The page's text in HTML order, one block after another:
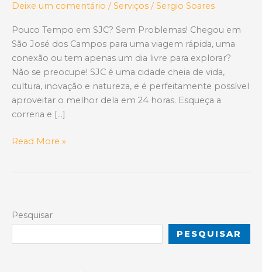
Deixe um comentário /Serviços /Sergio Soares
Pouco Tempo em SJC? Sem Problemas! Chegou em
São José dos Campos para uma viagem rápida, uma
conexão ou tem apenas um dia livre para explorar?
Não se preocupe! SJC é uma cidade cheia de vida,
cultura, inovação e natureza, e é perfeitamente possível
aproveitar o melhor dela em 24 horas. Esqueça a
correria e […]
SJC
Guia
Definitivo
Read More »
Pesquisar
PESQUISAR